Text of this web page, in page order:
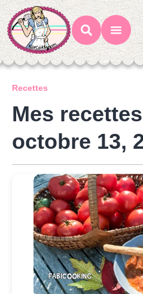
Recettes
Mes
octobre 13,